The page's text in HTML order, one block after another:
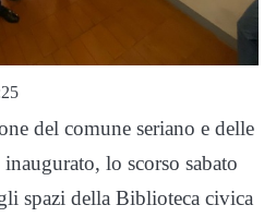
del comune seriano e delle
lo scorso sabato
spazi della Biblioteca civica